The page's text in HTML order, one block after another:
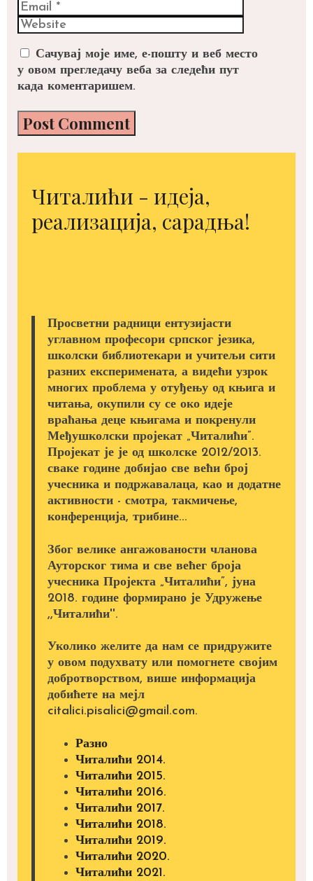
Сачувај моје име, е-пошту и веб место
у овом прегледачу веба за следећи пут
када коментаришем.
Читалићи - идеја,
реализација, сарадња!
Просветни радници ентузијасти
углавном професори српског језика,
школски библиотекари и учитељи сити
разних експеримената, а видећи узрок
многих проблема у отуђењу од књига и
читања, окупили су се око идеје
враћања деце књигама и покренули
Међушколски пројекат „Читалићи”.
Пројекат је је од школске 2012/2013.
сваке године добијао све већи број
учесника и подржавалаца, као и додатне
активности - смотра, такмичење,
конференција, трибине...
Због велике ангажованости чланова
Ауторског тима и све већег броја
учесника Пројекта „Читалићи”, јуна
2018. године формирано је Удружење
,,Читалићи''.
Уколико желите да нам се придружите
у овом подухвату или помогнете својим
добротворством, више информација
добићете на мејл
citalici.pisalici@gmail.com.
Разно
Читалићи 2014.
Читалићи 2015.
Читалићи 2016.
Читалићи 2017.
Читалићи 2018.
Читалићи 2019.
Читалићи 2020.
Читалићи 2021.